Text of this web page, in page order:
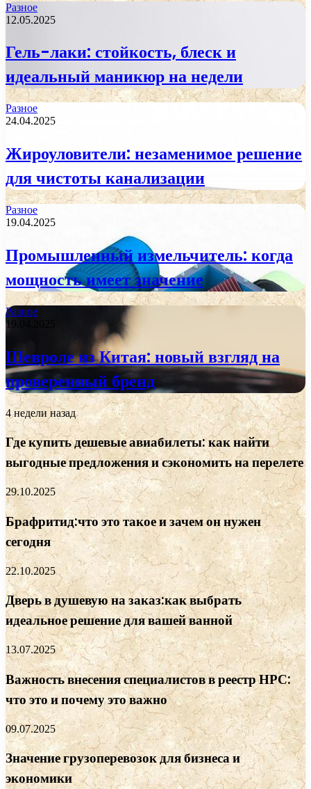
Разное
12.05.2025
Гель-лаки: стойкость, блеск и
идеальный маникюр на недели
Разное
24.04.2025
Жироуловители: незаменимое решение
для чистоты канализации
Разное
19.04.2025
Промышленный измельчитель: когда
мощность имеет значение
Разное
19.04.2025
Шевроле из Китая: новый взгляд на
проверенный бренд
4 недели назад
Где купить дешевые авиабилеты: как найти
выгодные предложения и сэкономить на перелете
29.10.2025
Брафритид:что это такое и зачем он нужен
сегодня
22.10.2025
Дверь в душевую на заказ:как выбрать
идеальное решение для вашей ванной
13.07.2025
Важность внесения специалистов в реестр НРС:
что это и почему это важно
09.07.2025
Значение грузоперевозок для бизнеса и
экономики